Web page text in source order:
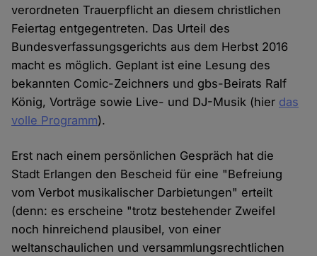
verordneten Trauerpflicht an diesem christlichen
Feiertag entgegentreten. Das Urteil des
Bundesverfassungsgerichts aus dem Herbst 2016
macht es möglich. Geplant ist eine Lesung des
bekannten Comic-Zeichners und gbs-Beirats Ralf
König, Vorträge sowie Live- und DJ-Musik (hier das
volle Programm).
Erst nach einem persönlichen Gespräch hat die
Stadt Erlangen den Bescheid für eine "Befreiung
vom Verbot musikalischer Darbietungen" erteilt
(denn: es erscheine "trotz bestehender Zweifel
noch hinreichend plausibel, von einer
weltanschaulichen und versammlungsrechtlichen